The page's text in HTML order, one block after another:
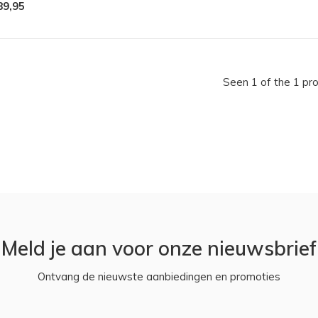
Seen 1 of the 1
Meld je aan voor onze nieuwsbrief
Ontvang de nieuwste aanbiedingen en promoties